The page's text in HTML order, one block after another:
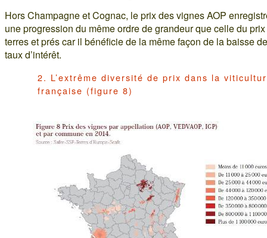
Hors Champagne et Cognac, le prix des vignes AOP
une progression du même ordre de grandeur que celle du
terres et prés car il bénéficie de la même façon de la baisse
taux d’intérêt.
2. L’extrême diversité de prix dans la
française (figure 8)